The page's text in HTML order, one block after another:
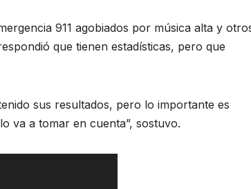
911 agobiados por música alta y
que tienen estadísticas, pero que
sus resultados, pero lo importante es
va a tomar en cuenta”, sostuvo.